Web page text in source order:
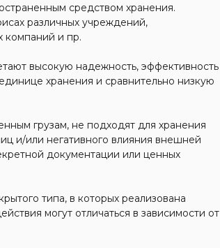
средством хранения.
различных учреждений,
компаний и пр.
высокую надежность, эффективность
хранения и сравнительно низкую
грузам, не подходят для хранения
и/или негативного влияния внешней
документации или ценных
типа, в которых реализована
могут отличаться в зависимости от